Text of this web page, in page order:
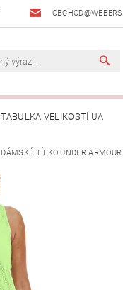
TABULKA VELIKOSTÍ UA
DÁMSKÉ TÍLKO UNDER